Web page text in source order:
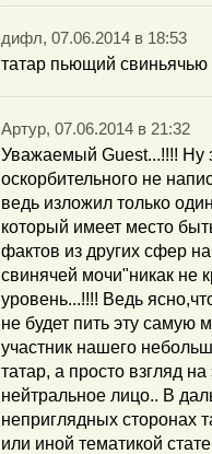
дифл, 07.06.2014 в 18:53
татар пьющий
Артур, 07.06.2014 в 21:32
Уважаемый Guest...!!!! Ну
оскорбительного не
ведь изложил только
который имеет место
фактов из других сфер
свинячей мочи"никак не
уровень...!!!! Ведь
не будет пить эту самую
участник нашего
татар, а просто взгляд
нейтральное лицо.. В
неприглядных сторонах
или иной тематикой